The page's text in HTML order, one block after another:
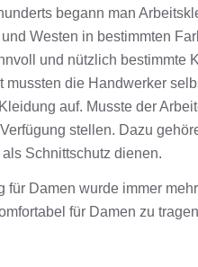
begann man
Westen in bestimmten
und nützlich bestimmte
mussten die Handwerker
auf. Musste der
stellen. Dazu
Schnittschutz dienen.
für Damen wurde immer
für Damen zu